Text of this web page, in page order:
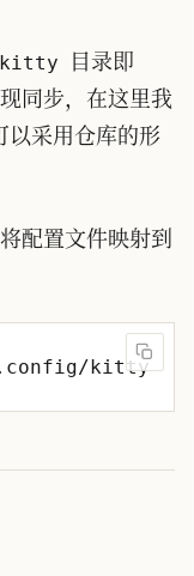
kitty
目录即
同步，在这里我
采用仓库的形
配置文件映射到